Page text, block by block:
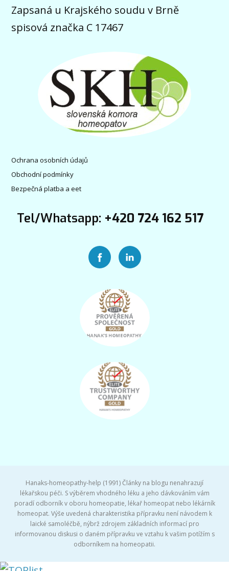
Zapsaná u Krajského soudu v Brně
spisová značka C 17467
Ochrana osobních údajů
Obchodní podmínky
Bezpečná platba a eet
Tel/Whatsapp: +420 724 162 517
Hanaks-homeopathy-help (1991) Články na blogu nenahrazují
lékařskou péči. S výběrem vhodného léku a jeho dávkováním vám
poradí odborník v oboru homeopatie, lékař homeopat nebo lékárník
homeopat. Výše uvedená charakteristika přípravku není návodem k
laické samoléčbě, nýbrž zdrojem základních informací pro
informovanou diskusi o daném přípravku ve vztahu k vašim potížím s
odborníkem na homeopatii.